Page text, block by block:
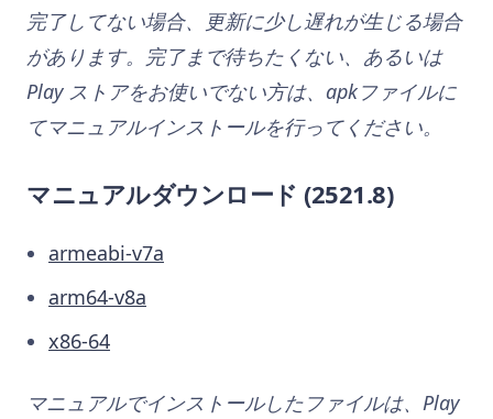
完了してない場合、更新に少し遅れが生じる場合
があります。完了まで待ちたくない、あるいは
Play ストアをお使いでない方は、apkファイルに
てマニュアルインストールを行ってください。
マニュアルダウンロード (2521.8)
armeabi-v7a
arm64-v8a
x86-64
マニュアルでインストールしたファイルは、Play